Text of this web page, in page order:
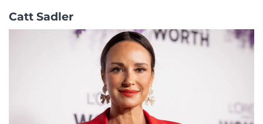
Catt Sadler